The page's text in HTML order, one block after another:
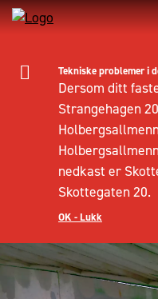
Tekniske problemer i
Dersom ditt
Strangehagen
nedkast er
Skottegaten 20.
OK - Lukk